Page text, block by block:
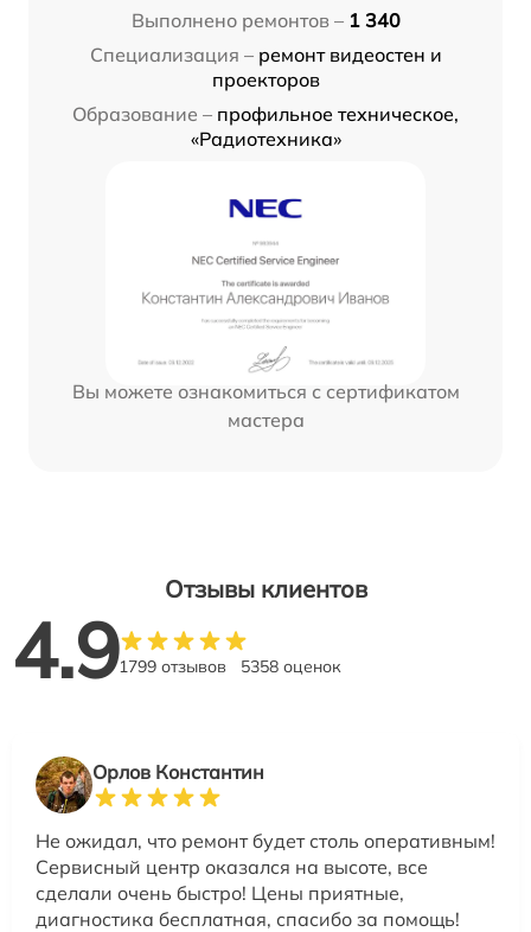
Выполнено ремонтов – 1 340
Специализация – ремонт видеостен и
проекторов
Образование – профильное техническое,
«Радиотехника»
Вы можете ознакомиться с сертификатом
мастера
Отзывы клиентов
4.91799 отзывов 5358 оценок
Орлов Константин
Не ожидал, что ремонт будет столь оперативным!
Сервисный центр оказался на высоте, все
сделали очень быстро! Цены приятные,
диагностика бесплатная, спасибо за помощь!